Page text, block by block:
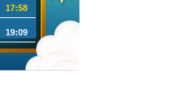
17:58
19:09